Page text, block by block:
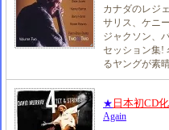
カナダのレジ
サリス、ケニ
ジャクソン、
セッション集!
るヤングが素
★ 日本初CD
Again